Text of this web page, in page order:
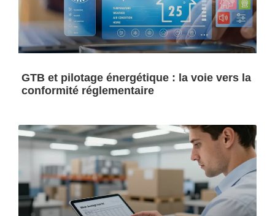
GTB et pilotage énergétique : la voie vers la
conformité réglementaire